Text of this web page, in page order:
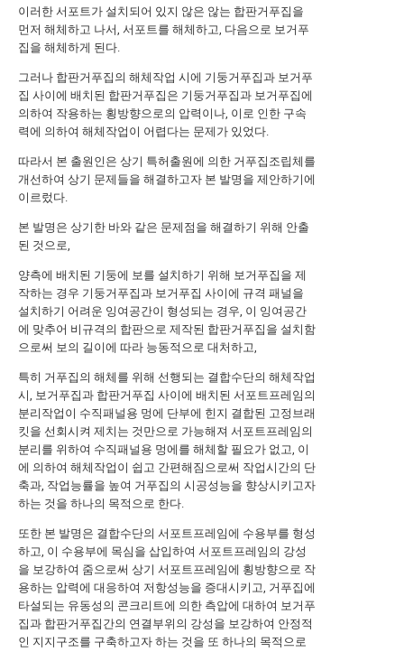
이러한 서포트가 설치되어 있지 않은 않는 합판거푸집을
먼저 해체하고 나서, 서포트를 해체하고, 다음으로 보거푸
집을 해체하게 된다.
그러나 합판거푸집의 해체작업 시에 기둥거푸집과 보거푸
집 사이에 배치된 합판거푸집은 기둥거푸집과 보거푸집에
의하여 작용하는 횡방향으로의 압력이나, 이로 인한 구속
력에 의하여 해체작업이 어렵다는 문제가 있었다.
따라서 본 출원인은 상기 특허출원에 의한 거푸집조립체를
개선하여 상기 문제들을 해결하고자 본 발명을 제안하기에
이르렀다.
본 발명은 상기한 바와 같은 문제점을 해결하기 위해 안출
된 것으로,
양측에 배치된 기둥에 보를 설치하기 위해 보거푸집을 제
작하는 경우 기둥거푸집과 보거푸집 사이에 규격 패널을
설치하기 어려운 잉여공간이 형성되는 경우, 이 잉여공간
에 맞추어 비규격의 합판으로 제작된 합판거푸집을 설치함
으로써 보의 길이에 따라 능동적으로 대처하고,
특히 거푸집의 해체를 위해 선행되는 결합수단의 해체작업
시, 보거푸집과 합판거푸집 사이에 배치된 서포트프레임의
분리작업이 수직패널용 멍에 단부에 힌지 결합된 고정브래
킷을 선회시켜 제치는 것만으로 가능해져 서포트프레임의
분리를 위하여 수직패널용 멍에를 해체할 필요가 없고, 이
에 의하여 해체작업이 쉽고 간편해짐으로써 작업시간의 단
축과, 작업능률을 높여 거푸집의 시공성능을 향상시키고자
하는 것을 하나의 목적으로 한다.
또한 본 발명은 결합수단의 서포트프레임에 수용부를 형성
하고, 이 수용부에 목심을 삽입하여 서포트프레임의 강성
을 보강하여 줌으로써 상기 서포트프레임에 횡방향으로 작
용하는 압력에 대응하여 저항성능을 증대시키고, 거푸집에
타설되는 유동성의 콘크리트에 의한 측압에 대하여 보거푸
집과 합판거푸집간의 연결부위의 강성을 보강하여 안정적
인 지지구조를 구축하고자 하는 것을 또 하나의 목적으로